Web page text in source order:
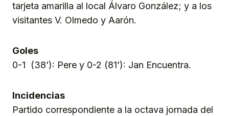
tarjeta amarilla al local Álvaro González; y a los
visitantes V. Olmedo y Aarón.
Goles
0-1 (38’): Pere y 0-2 (81’): Jan Encuentra.
Incidencias
Partido correspondiente a la octava jornada del